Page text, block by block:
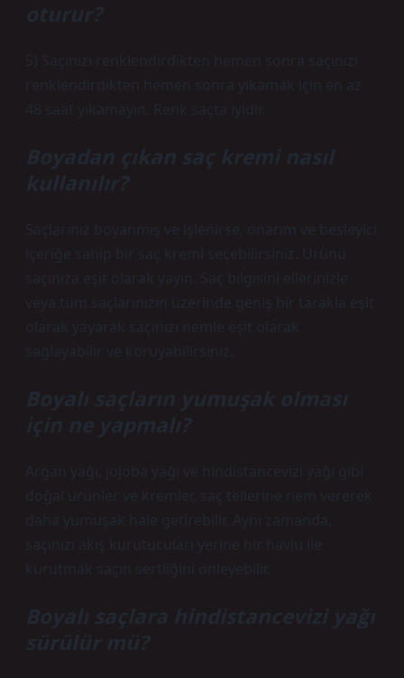
oturur?
5) Saçınızı renklendirdikten hemen sonra saçınızı
renklendirdikten hemen sonra yıkamak için en az
48 saat yıkamayın. Renk saçta iyidir.
Boyadan çıkan saç kremi nasıl
kullanılır?
Saçlarınız boyanmış ve işlenirse, onarım ve besleyici
içeriğe sahip bir saç kremi seçebilirsiniz. Ürünü
saçınıza eşit olarak yayın. Saç bilgisini ellerinizle
veya tüm saçlarınızın üzerinde geniş bir tarakla eşit
olarak yayarak saçınızı nemle eşit olarak
sağlayabilir ve koruyabilirsiniz.
Boyalı saçların yumuşak olması
için ne yapmalı?
Argan yağı, jojoba yağı ve hindistancevizi yağı gibi
doğal ürünler ve kremler, saç tellerine nem vererek
daha yumuşak hale getirebilir. Aynı zamanda,
saçınızı akış kurutucuları yerine bir havlu ile
kurutmak saçın sertliğini önleyebilir.
Boyalı saçlara hindistancevizi yağı
sürülür mü?